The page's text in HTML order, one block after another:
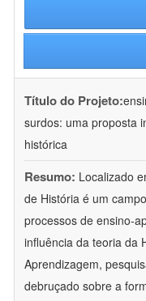
Título do Projeto:
surdos: uma proposta
histórica
Resumo: Localizado
de História é um
processos de ensino-
influência da teoria da
Aprendizagem,
debruçado sobre a